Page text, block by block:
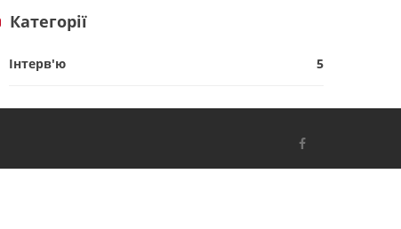
Категорії
Інтерв'ю 5